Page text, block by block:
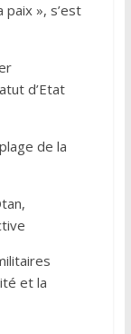
paix », s’est
d’Etat
de la
et la